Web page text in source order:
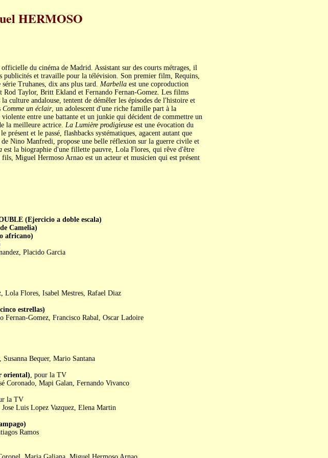
HERMOSO
du cinéma de Madrid. Assistant sur des courts métrages, il
publicités et travaille pour la télévision. Son premier film, Requins,
Truhanes, dix ans plus tard. Marbellaest une coproduction
Rod Taylor, Britt Ekland et Fernando Fernan-Gomez. Les films
culture andalouse, tentent de démêler les épisodes de l'histoire et
Comme un éclair, un adolescent d'une riche famille part à la
entre une battante et un junkie qui décident de commettre un
la meilleure actrice. La Lumière prodigieuseest une évocation du
présent et le passé, flashbacks systématiques, agacent autant que
de Nino Manfredi, propose une belle réflexion sur la guerre civile et
est la biographie d'une fillette pauvre, Lola Flores, qui rêve d'être
fils, Miguel Hermoso Arnao est un acteur et musicien qui est présent
(Ejercicio a doble escala)
Camelia)
africano)
Placido Garcia
Lola Flores, Isabel Mestres, Rafael Diaz
estrellas)
Gomez, Francisco Rabal, Oscar Ladoire
Bequer, Mario Santana
oriental), pour la TV
Coronado, Mapi Galan, Fernando Vivanco
la TV
Luis Lopez Vazquez, Elena Martin
Ramos